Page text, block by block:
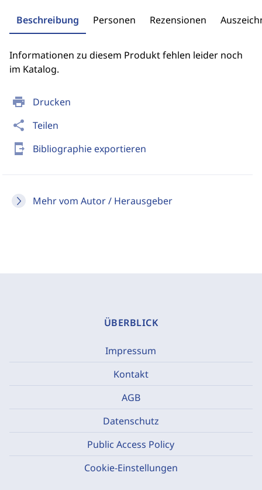
print Drucken
share Teilen
send_to_mobile Bibliographie exportieren
Mehr vom Autor / Herausgeber
Beschreibung Personen Rezensionen
Informationen zu diesem Produkt fehlen leider noch
im Katalog.
ÜBERBLICK
Impressum
Kontakt
AGB
Datenschutz
Public Access Policy
Cookie-Einstellungen